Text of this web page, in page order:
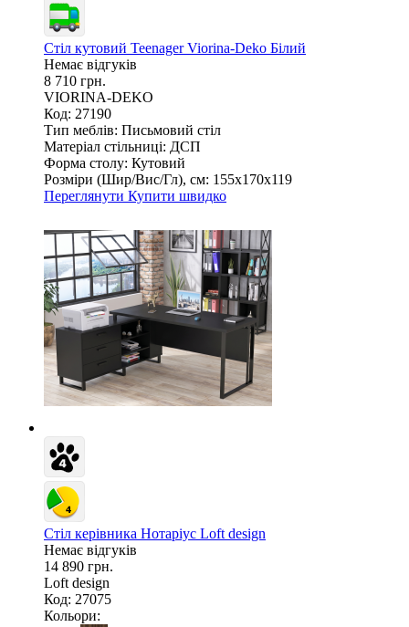
Стіл кутовий Teenager Viorina-Deko Білий
Немає відгуків
8 710 грн.
VIORINA-DEKO
Код: 27190
Тип меблів: Письмовий стіл
Матеріал стільниці: ДСП
Форма столу: Кутовий
Розміри (Шир/Вис/Гл), см: 155х170х119
Переглянути Купити швидко
Стіл керівника Нотаріус Loft design
Немає відгуків
14 890 грн.
Loft design
Код: 27075
Кольори: